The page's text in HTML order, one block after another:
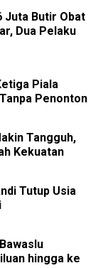
Juta Butir Obat
Dua Pelaku
Piala
Penonton
Tangguh,
Kekuatan
Tutup Usia
hingga ke